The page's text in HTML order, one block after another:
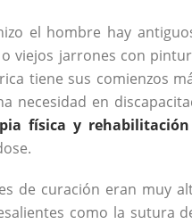
el hombre hay
viejos jarrones con
tiene sus comienzos
necesidad en
física y rehabilitación
de curación eran muy
como la sutura